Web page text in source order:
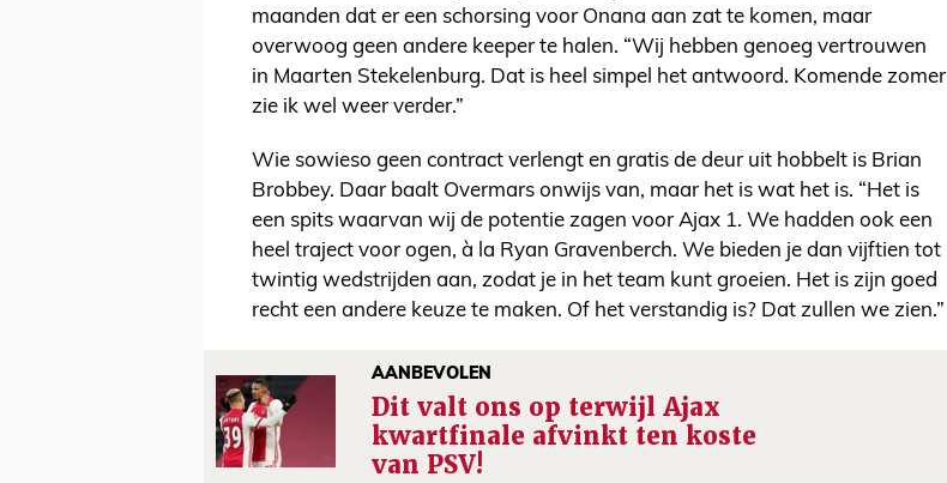
maanden dat er een schorsing voor Onana aan zat te komen, maar
overwoog geen andere keeper te halen. “Wij hebben genoeg vertrouwen
in Maarten Stekelenburg. Dat is heel simpel het antwoord. Komende zomer
zie ik wel weer verder.”
Wie sowieso geen contract verlengt en gratis de deur uit hobbelt is Brian
Brobbey. Daar baalt Overmars onwijs van, maar het is wat het is. “Het is
een spits waarvan wij de potentie zagen voor Ajax 1. We hadden ook een
heel traject voor ogen, à la Ryan Gravenberch. We bieden je dan vijftien tot
twintig wedstrijden aan, zodat je in het team kunt groeien. Het is zijn goed
recht een andere keuze te maken. Of het verstandig is? Dat zullen we zien.”
AANBEVOLEN
Dit valt ons op terwijl Ajax
kwartfinale afvinkt ten koste
van PSV!